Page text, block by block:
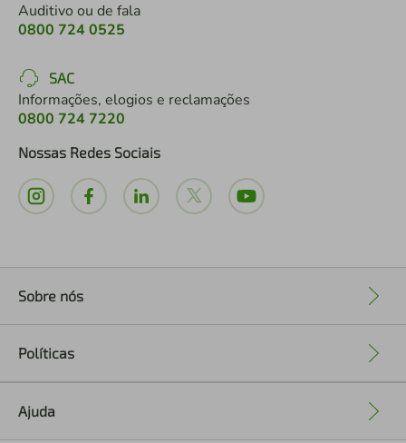
Auditivo ou de fala
0800 724 0525
SAC
Informações, elogios e reclamações
0800 724 7220
Nossas Redes Sociais
Sobre nós
Políticas
Ajuda